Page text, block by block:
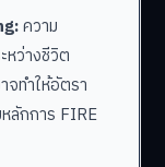
ความ
หว่างชีวิต
ทำให้อัตรา
ลักการ FIRE